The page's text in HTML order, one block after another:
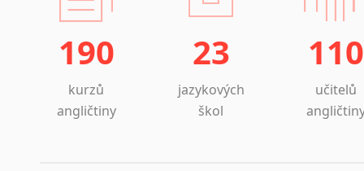
190
kurzů
angličtiny
23
jazykových
škol
110
učitelů